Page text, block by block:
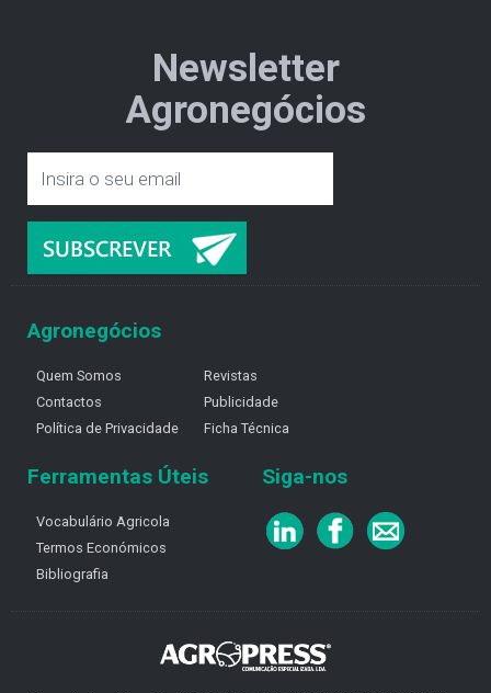
Newsletter
Agronegócios
Agronegócios
Quem Somos
Contactos
Política de Privacidade
Revistas
Publicidade
Ficha Técnica
Ferramentas Úteis
Vocabulário Agricola
Termos Económicos
Bibliografia
Siga-nos